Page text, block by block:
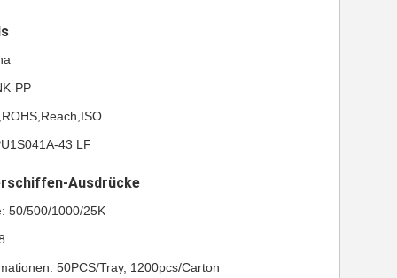
PP
43 LF
Ausdrücke
50/500/1000/25K
50PCS/Tray, 1200pcs/Carton